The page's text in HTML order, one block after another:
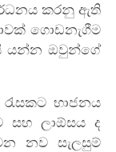
කරනු ඇති
ක්ගොඩනැගීම
යන්නඔවුන්ගේ
භාජනය
සහ ලාඕසය ද
නව සැලසුම්